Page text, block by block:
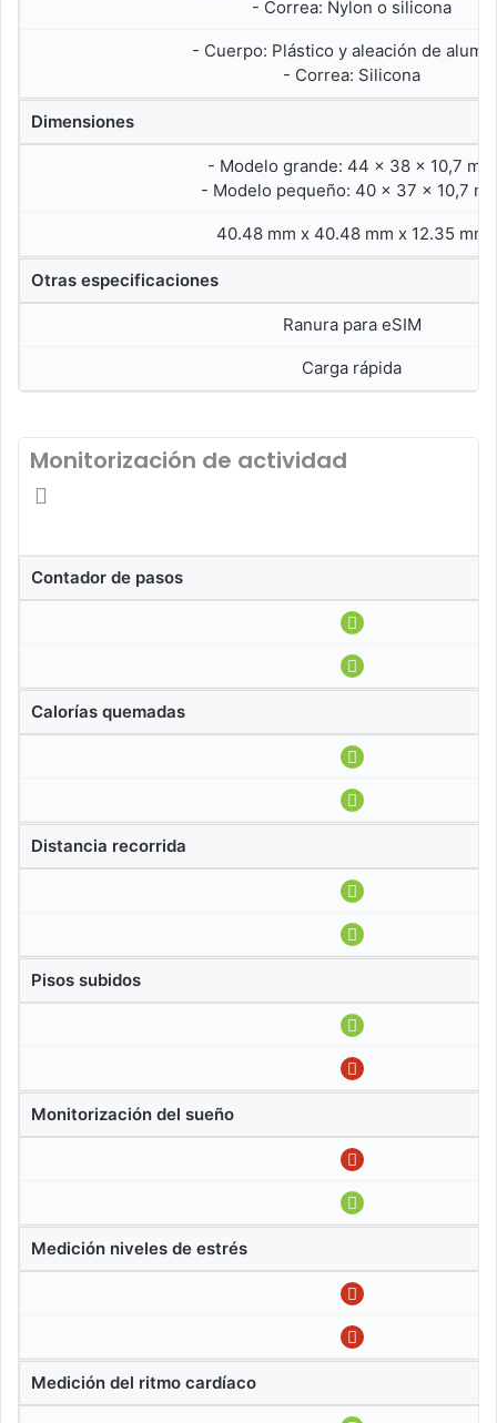
- Correa: Nylon o silicona
- Cuerpo: Plástico y aleación de
- Correa: Silicona
Dimensiones
- Modelo grande: 44 x 38 x 10,7 mm
- Modelo pequeño: 40 x 37 x 10,7
40.48 mm x 40.48 mm x 12.35 mm
Otras especificaciones
Ranura para eSIM
Carga rápida
Monitorización de actividad
Contador de pasos
Calorías quemadas
Distancia recorrida
Pisos subidos
Monitorización del sueño
Medición niveles de estrés
Medición del ritmo cardíaco